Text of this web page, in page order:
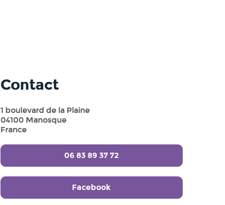
Contact
1 boulevard de la Plaine
04100 Manosque
France
06 83 89 37 72
Facebook